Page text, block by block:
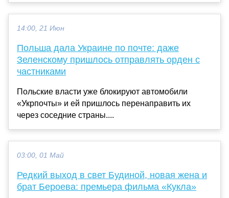
14:00, 21 Июн
Польша дала Украине по почте: даже
Зеленскому пришлось отправлять орден с
частниками
Польские власти уже блокируют автомобили
«Укрпочты» и ей пришлось перенаправить их
через соседние страны....
03:00, 01 Май
Редкий выход в свет Будиной, новая жена и
брат Бероева: премьера фильма «Кукла»